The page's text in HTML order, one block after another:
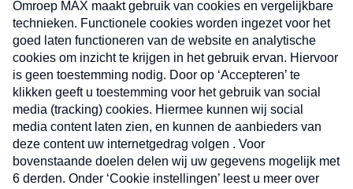
CONTACT
Volg ons op
X
Nieuwsbrief